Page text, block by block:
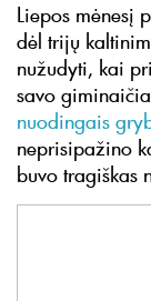
Liepos mėnesį
dėl trijų
nužudyti, kai
savo
nuodingais
neprisipažino
buvo tragiškas